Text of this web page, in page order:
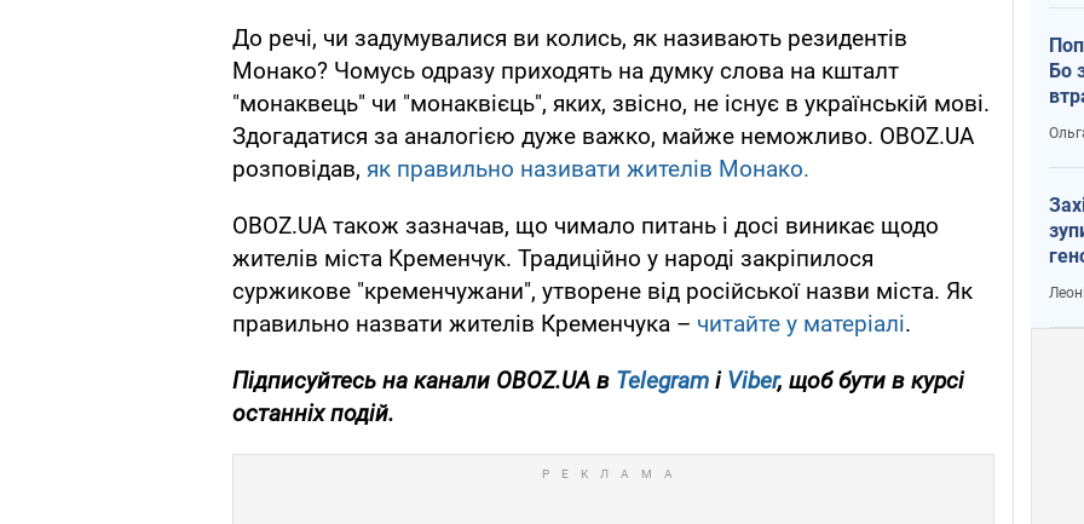
До речі, чи задумувалися ви колись, як називають резидентів
Монако? Чомусь одразу приходять на думку слова на кшталт
"монаквець" чи "монаквієць", яких, звісно, не існує в українській мові.
Здогадатися за аналогією дуже важко, майже неможливо. OBOZ.UA
розповідав, як правильно називати жителів Монако.
OBOZ.UA також зазначав, що чимало питань і досі виникає щодо
жителів міста Кременчук. Традиційно у народі закріпилося
суржикове "кременчужани", утворене від російської назви міста. Як
правильно назвати жителів Кременчука – читайте у матеріалі.
Підписуйтесь на канали OBOZ.UA в Telegram і Viber, щоб бути в курсі
останніх подій.
Бо